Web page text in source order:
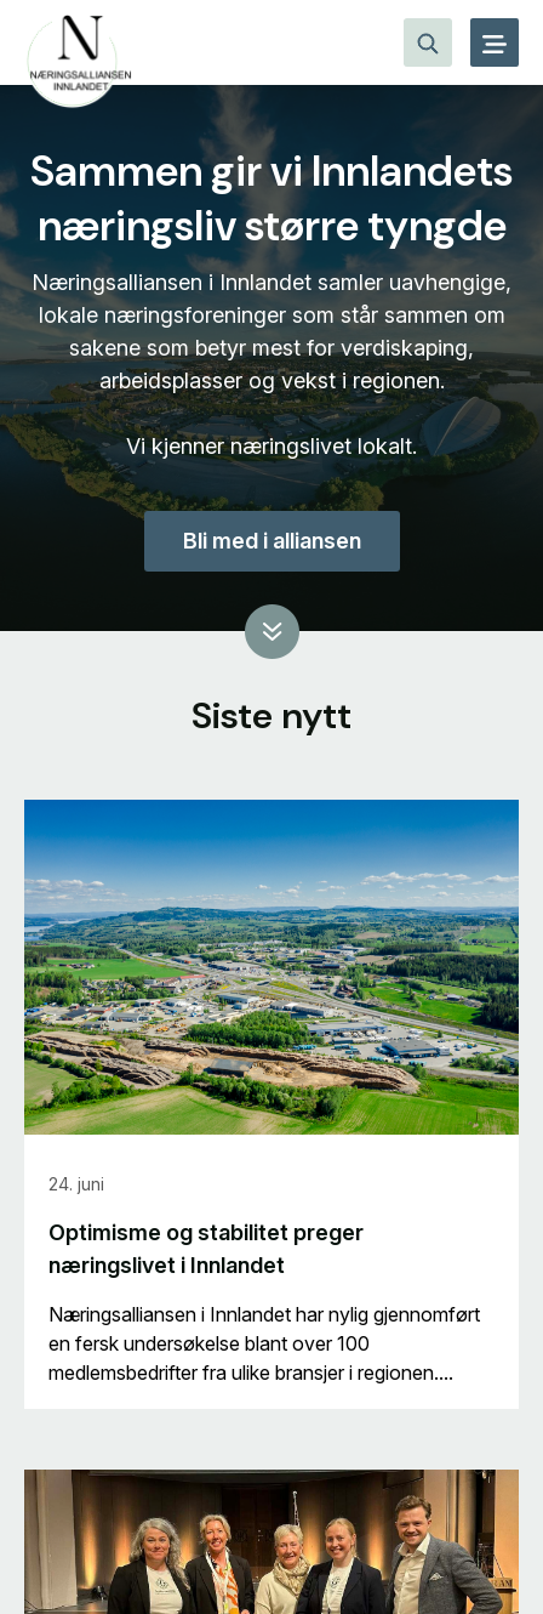
Sammen gir vi Innlandets
næringsliv større tyngde
Næringsalliansen i Innlandet samler uavhengige,
lokale næringsforeninger som står sammen om
sakene som betyr mest for verdiskaping,
arbeidsplasser og vekst i regionen.
Vi kjenner næringslivet lokalt.
Bli med i alliansen
Siste nytt
24. juni
Optimisme og stabilitet preger
næringslivet i Innlandet
Næringsalliansen i Innlandet har nylig gjennomført
en fersk undersøkelse blant over 100
medlemsbedrifter fra ulike bransjer i regionen....